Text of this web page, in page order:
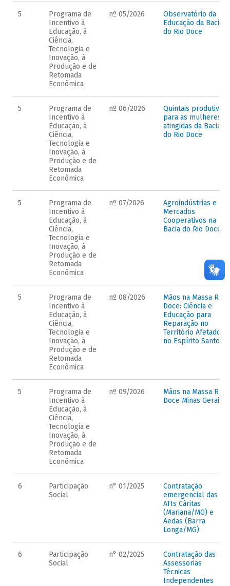
5
Programa de
Incentivo à
Educação, à
Ciência,
Tecnologia e
Inovação, à
Produção e de
Retomada
Econômica
nº 05/2026
Observatório da
Educação da Bacia
do Rio Doce
5
Programa de
Incentivo à
Educação, à
Ciência,
Tecnologia e
Inovação, à
Produção e de
Retomada
Econômica
nº 06/2026
Quintais produtivos
para as mulheres
atingidas da Bacia
do Rio Doce
5
Programa de
Incentivo à
Educação, à
Ciência,
Tecnologia e
Inovação, à
Produção e de
Retomada
Econômica
nº 07/2026
Agroindústrias e
Mercados
Cooperativos na
Bacia do Rio Doce
5
Programa de
Incentivo à
Educação, à
Ciência,
Tecnologia e
Inovação, à
Produção e de
Retomada
Econômica
nº 08/2026
Mãos na Massa Rio
Doce: Ciência e
Educação para
Reparação no
Território Afetado
no Espírito Santo
5
Programa de
Incentivo à
Educação, à
Ciência,
Tecnologia e
Inovação, à
Produção e de
Retomada
Econômica
nº 09/2026
Mãos na Massa Rio
Doce Minas Gerais
6
Participação
Social
n° 01/2025
Contratação
emergencial das
ATIs Cáritas
(Mariana/MG) e
Aedas (Barra
Longa/MG)
6
Participação
Social
n° 02/2025
Contratação das
Assessorias
Técnicas
Independentes